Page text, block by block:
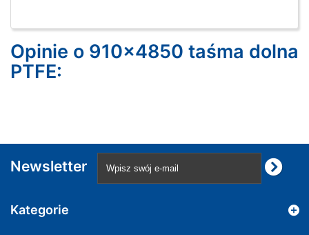
Opinie o 910x4850 taśma dolna
PTFE:
Newsletter
Kategorie